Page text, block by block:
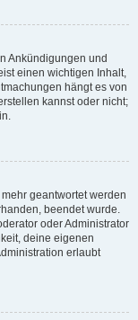
Ankündigungen und
einen wichtigen Inhalt,
hängt es von
kannst oder nicht;
geantwortet werden
beendet wurde.
oder Administrator
deine eigenen
erlaubt